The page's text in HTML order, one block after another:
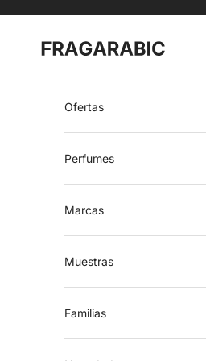
Fragarabic
Ofertas
Perfumes
Marcas
Muestras
Familias